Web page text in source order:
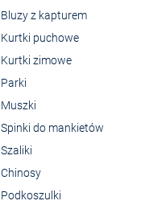
Bluzy z kapturem
Kurtki puchowe
Kurtki zimowe
Parki
Muszki
Spinki do mankietów
Szaliki
Chinosy
Podkoszulki